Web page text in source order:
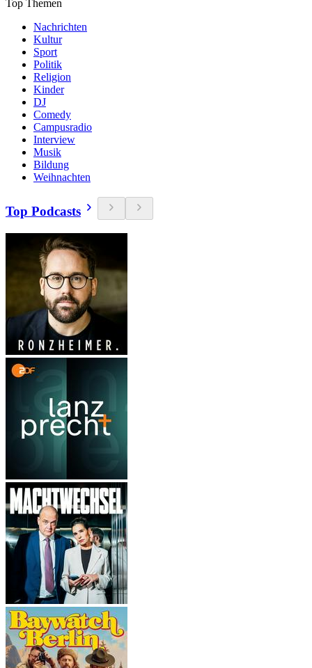
Top Themen
Nachrichten
Kultur
Sport
Politik
Religion
Kinder
DJ
Comedy
Campusradio
Interview
Musik
Bildung
Weihnachten
Top Podcasts